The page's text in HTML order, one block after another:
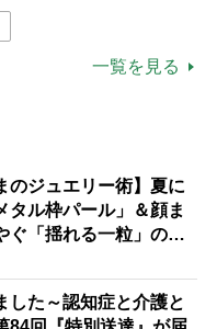
ス
一覧を見る
のジュエリー術】夏に
タル枠パール」＆顔ま
ぐ「揺れる一粒」の使
した～認知症と介護と